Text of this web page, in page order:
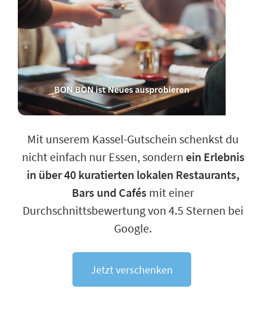
Mit unserem Kassel-Gutschein schenkst du
nicht einfach nur Essen, sondern ein Erlebnis
in über 40 kuratierten lokalen Restaurants,
Bars und Cafés mit einer
Durchschnittsbewertung von 4.5 Sternen bei
Google.
Jetzt verschenken